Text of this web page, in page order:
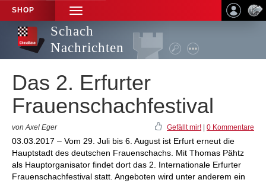
SHOP
TOGGLE
NAVIGATION
Schach
Nachrichten
Das 2. Erfurter
Frauenschachfestival
von Axel Eger Gefällt mir! 0 Kommentare
03.03.2017 – Vom 29. Juli bis 6. August ist Erfurt erneut die
Hauptstadt des deutschen Frauenschachs. Mit Thomas Pähtz
als Hauptorganisator findet dort das 2. Internationale Erfurter
Frauenschachfestival statt. Angeboten wird unter anderem ein